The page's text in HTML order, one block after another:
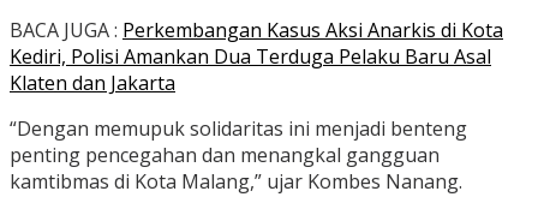
BACA JUGA : Perkembangan Kasus Aksi Anarkis di Kota
Kediri, Polisi Amankan Dua Terduga Pelaku Baru Asal
Klaten dan Jakarta
“Dengan memupuk solidaritas ini menjadi benteng
penting pencegahan dan menangkal gangguan
kamtibmas di Kota Malang,” ujar Kombes Nanang.